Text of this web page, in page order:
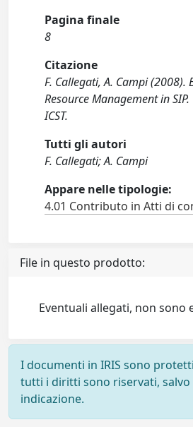
Pagina finale
8
Citazione
F. Callegati, A. Campi (2008).
Resource Management in SIP.
ICST.
Tutti gli autori
F. Callegati; A. Campi
Appare nelle tipologie:
4.01 Contributo in Atti di
File in questo prodotto:
Eventuali allegati, non sono
I documenti in IRIS sono
tutti i diritti sono riservati, salvo
indicazione.